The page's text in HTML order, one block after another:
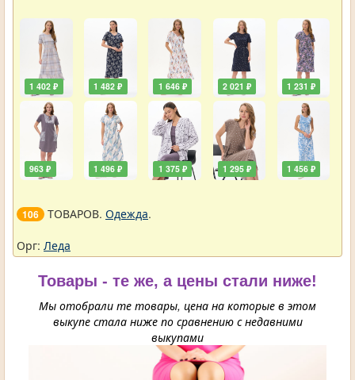
1 402 ₽
963 ₽
1 482 ₽
1 496 ₽
1 646 ₽
1 375 ₽
2 021 ₽
1 295 ₽
1 231 ₽
1 456 ₽
106 ТОВАРОВ. Одежда.
Орг: Леда
Товары - те же, а цены стали ниже!
Мы отобрали те товары, цена на которые в этом
выкупе стала ниже по сравнению с недавними
выкупами